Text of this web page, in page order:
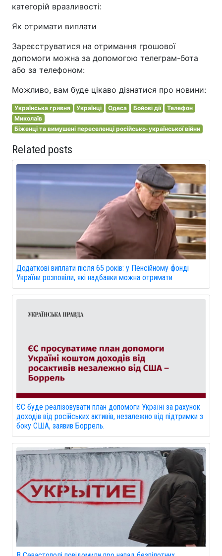
категорій вразливості:
Як отримати виплати
Зареєструватися на отримання грошової
допомоги можна за допомогою телеграм-бота
або за телефоном:
Можливо, вам буде цікаво дізнатися про новини:
Українська гривня Українці Одеса Бойові дії
Телефон
Миколаїв
Біженці та вимушені переселенці російсько-української війни
Related posts
Додаткові виплати після 65 років: у Пенсійному фонді
України розповіли, які надбавки можна отримати
ЄС буде реалізовувати план допомоги Україні за рахунок
доходів від російських активів, незалежно від підтримки з
боку США, заявив Боррель.